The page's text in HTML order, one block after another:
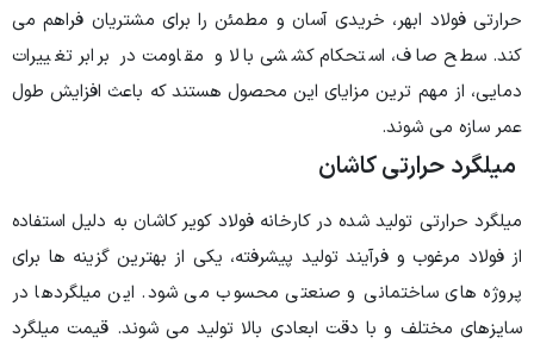
حرارتی فولاد ابهر، خریدی آسان و مطمئن را برای مشتریان فراهم می
کند. سطح صاف، استحکام کششی بالا و مقاومت در برابر تغییرات
دمایی، از مهم ترین مزایای این محصول هستند که باعث افزایش طول
عمر سازه می شوند.
میلگرد حرارتی کاشان
میلگرد حرارتی تولید شده در کارخانه فولاد کویر کاشان به دلیل استفاده
از فولاد مرغوب و فرآیند تولید پیشرفته، یکی از بهترین گزینه ها برای
پروژه های ساختمانی و صنعتی محسوب می شود. این میلگردها در
سایزهای مختلف و با دقت ابعادی بالا تولید می شوند. قیمت میلگرد